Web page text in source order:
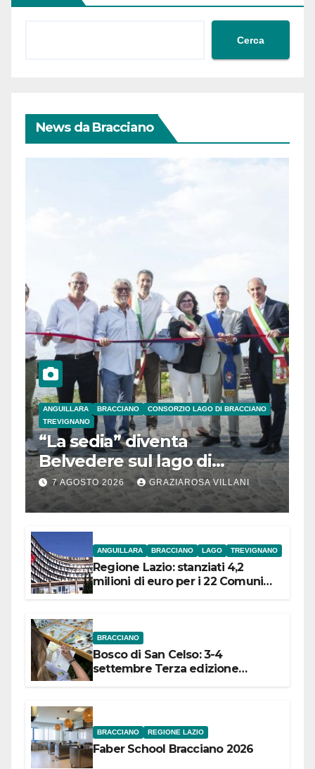
Cerca
News da Bracciano
ANGUILLARA BRACCIANO
CONSORZIO LAGO DI BRACCIANO
TREVIGNANO
“La sedia” diventa
Belvedere sul lago di
Bracciano: ieri
l’inaugurazione
7 AGOSTO 2026 GRAZIAROSA VILLANI
ANGUILLARA BRACCIANO LAGO TREVIGNANO
Regione Lazio: stanziati 4,2
milioni di euro per i 22 Comuni
BRACCIANO
Bosco di San Celso: 3-4
settembre Terza edizione
BRACCIANO REGIONE LAZIO
Faber School Bracciano 2026